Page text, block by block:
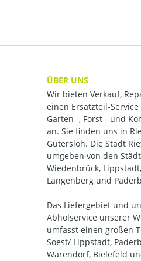
ÜBER UNS
Wir bieten Verkauf,
einen Ersatzteil-
Garten -, Forst - und
an. Sie finden uns in
Gütersloh. Die Stadt
umgeben von den
Wiedenbrück,
Langenberg und
Das Liefergebiet und
Abholservice unserer
umfasst einen großen
Soest/ Lippstadt,
Warendorf, Bielefeld